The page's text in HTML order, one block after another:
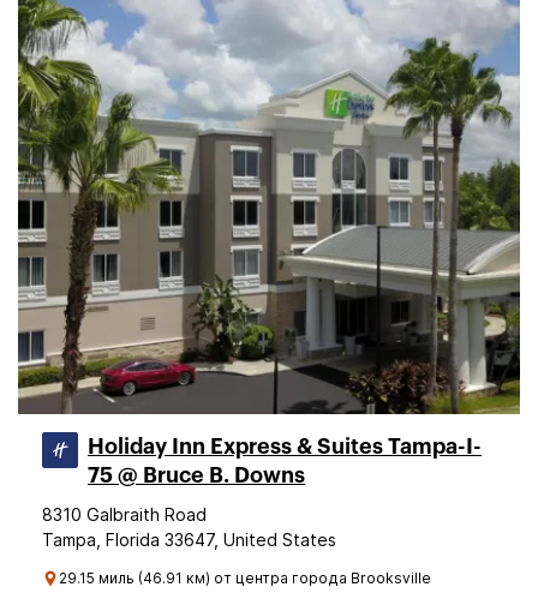
Holiday Inn Express & Suites Tampa-I-
75 @ Bruce B. Downs
8310 Galbraith Road
Tampa, Florida 33647, United States
29.15 миль (46.91 км) от центра города Brooksville